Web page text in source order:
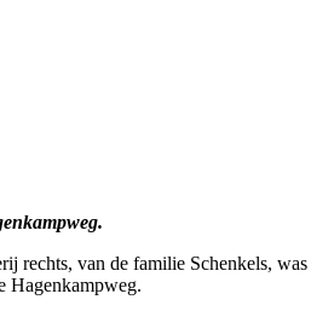
rechts, van de familie Schenkels, was
Hagenkampweg.